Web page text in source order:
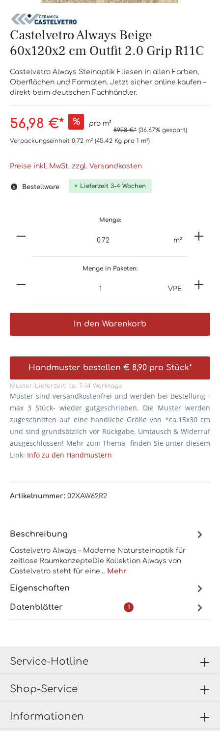
Castelvetro Always Beige
60x120x2 cm Outfit 2.0 Grip R11C
Castelvetro Always Steinoptik Fliesen in allen Farben,
Oberflächen und Formaten. Jetzt sicher online kaufen –
direkt beim deutschen Fachhändler.
56,98 €* % pro m²
89,98 €* (36.67% gespart)
Verpackungseinheit 0.72 m² (45.42 Kg pro 1 m²)
Preise inkl. MwSt. zzgl. Versandkosten
Bestellware Lieferzeit 3-4 Wochen
Menge:
m²
Menge in Paketen:
VPE
In den Warenkorb
Handmuster bestellen € 8,90 pro Stück*
Muster-Lieferzeit: ca. 7–14 Werktage
Muster sind versandkostenfrei und werden bei Bestellung -
max 3 Stück- wieder gutgeschrieben. Die Muster werden
zugeschnitten auf eine handliche Größe von *ca.15x30 cm
und sind grundsätzlich vor Rückgabe, Umtausch & Widerruf
ausgeschlossen! Mehr zum Thema finden Sie unter diesem
Link: Info zu den Handmustern
Artikelnummer: 02XAW62R2
Beschreibung
Castelvetro Always – Moderne Natursteinoptik für
zeitlose RaumkonzepteDie Kollektion Always von
Castelvetro steht für eine… Mehr
Eigenschaften
Datenblätter 1
Service-Hotline
Shop-Service
Informationen